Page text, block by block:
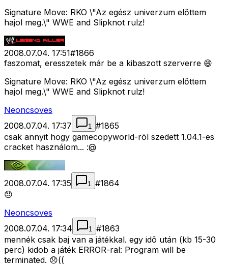
Signature Move: RKO \"Az egész univerzum előttem
hajol meg.\" WWE and Slipknot rulz!
2008.07.04. 17:51#1866
faszomat, eresszetek már be a kibaszott szerverre 😄
Signature Move: RKO \"Az egész univerzum előttem
hajol meg.\" WWE and Slipknot rulz!
Neoncsoves
2008.07.04. 17:37
1 #1865
csak annyit hogy gamecopyworld-rõl szedett 1.04.1-es
cracket használom... :@
2008.07.04. 17:35 1 #1864
😞
Neoncsoves
2008.07.04. 17:34
1 #1863
mennék csak baj van a játékkal. egy idõ után (kb 15-30
perc) kidob a játék ERROR-ral: Program will be
terminated. 😞((